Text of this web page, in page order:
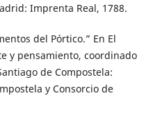
Imprenta Real, 1788.
del Pórtico.” En El
y pensamiento, coordinado
de Compostela:
y Consorcio de